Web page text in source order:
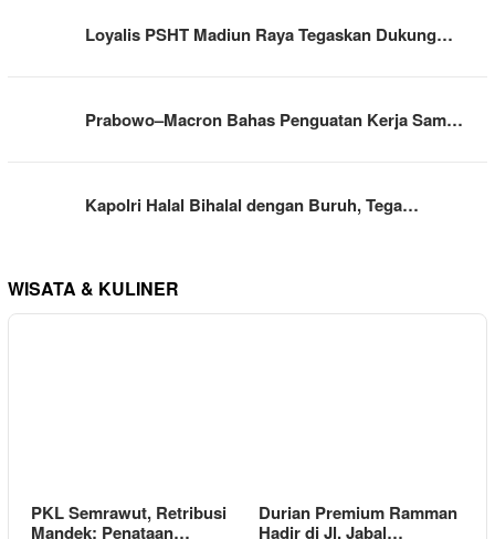
Loyalis PSHT Madiun Raya Tegaskan Dukung…
Prabowo–Macron Bahas Penguatan Kerja Sam…
Kapolri Halal Bihalal dengan Buruh, Tega…
WISATA & KULINER
PKL Semrawut, Retribusi
Mandek: Penataan…
Durian Premium Ramman
Hadir di Jl. Jabal…